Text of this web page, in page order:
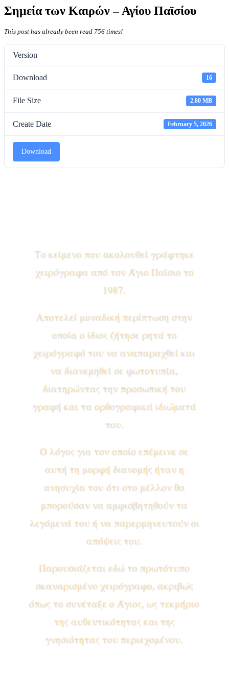
Σημεία των Καιρών – Αγίου Παϊσίου
This post has already been read 756 times!
Version
Download 16
File Size 2.80 MB
Create Date February 5, 2026
Download
Το κείμενο που ακολουθεί γράφτηκε
χειρόγραφα από τον Άγιο Παϊσιο το
1987.
Αποτελεί μοναδική περίπτωση στην
οποία ο ίδιος ζήτησε ρητά το
χειρόγραφό του να αναπαραχθεί και
να διανεμηθεί σε φωτοτυπία,
διατηρώντας την προσωπική του
γραφή και τα ορθογραφικά ιδιώματά
του.
Ο λόγος για τον οποίο επέμεινε σε
αυτή τη μορφή διανομής ήταν η
ανησυχία του ότι στο μέλλον θα
μπορούσαν να αμφισβητηθούν τα
λεγόμενά του ή να παρερμηνευτούν οι
απόψεις του.
Παρουσιάζεται εδώ το πρωτότυπο
σκαναρισμένο χειρόγραφο, ακριβώς
όπως το συνέταξε ο Άγιος, ως τεκμήριο
της αυθεντικότητας και της
γνησιότητας του περιεχομένου.